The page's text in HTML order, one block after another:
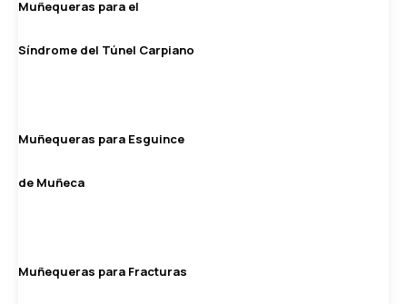
Muñequeras para el
Síndrome del Túnel Carpiano
Muñequeras para Esguince
de Muñeca
Muñequeras para Fracturas